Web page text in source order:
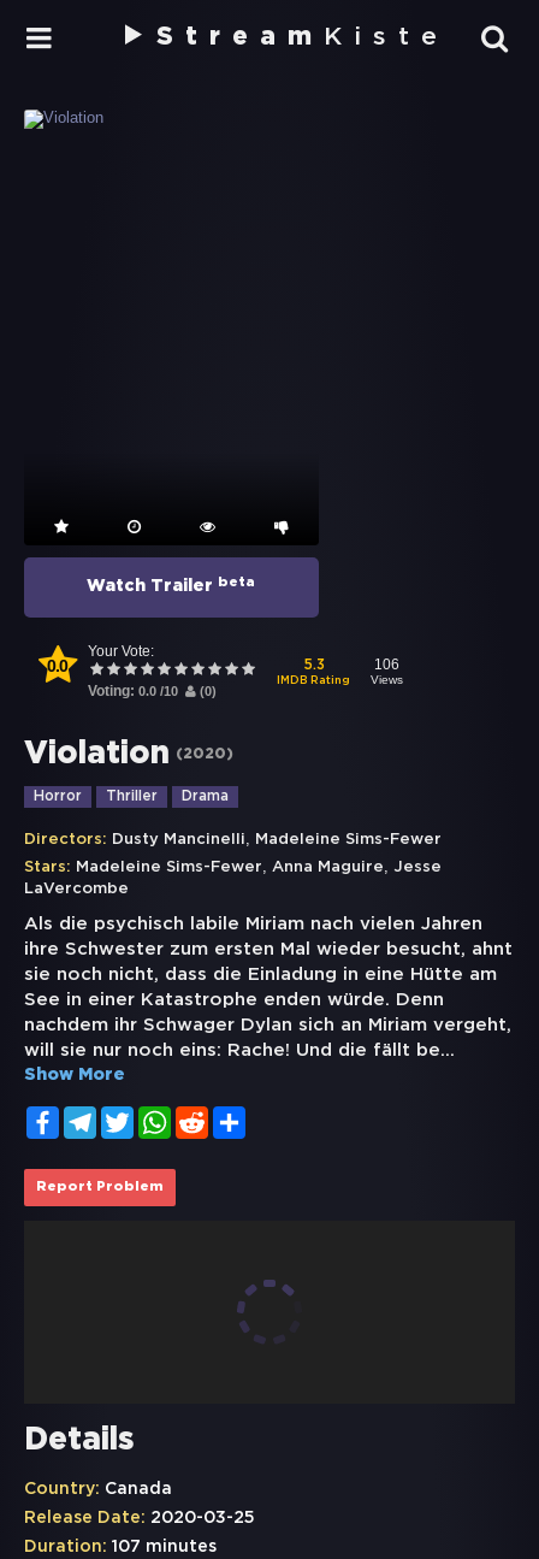
Stream Kiste
Watch Trailer beta
0.0
Your Vote:
Voting: 0.0 /10 (0)
5.3
IMDB Rating
106
Views
Violation (2020)
Horror Thriller Drama
Directors: Dusty Mancinelli, Madeleine Sims-Fewer
Stars: Madeleine Sims-Fewer, Anna Maguire, Jesse
LaVercombe
Als die psychisch labile Miriam nach vielen Jahren
ihre Schwester zum ersten Mal wieder besucht, ahnt
sie noch nicht, dass die Einladung in eine Hütte am
See in einer Katastrophe enden würde. Denn
nachdem ihr Schwager Dylan sich an Miriam vergeht,
will sie nur noch eins: Rache! Und die fällt be...
Show More
FacebookTelegramTwitterWhatsApp
Reddit
Report Problem
Details
Country: Canada
Release Date: 2020-03-25
Duration: 107 minutes